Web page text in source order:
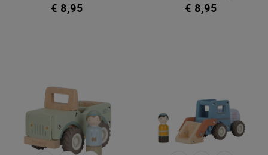
Ecocheque artikelen
€ 8,95 € 8,95